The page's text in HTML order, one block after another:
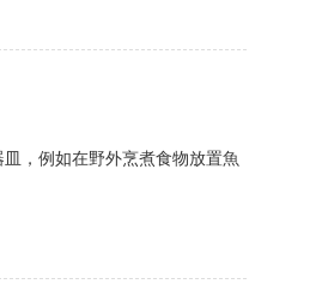
，例如在野外烹煮食物放置魚